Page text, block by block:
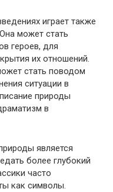
играет также
может стать
героев, для
их отношений.
стать поводом
ситуации в
природы
в
является
более глубокий
часто
как символы.